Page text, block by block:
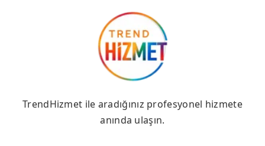
TrendHizmet ile aradığınız profesyonel hizmete
anında ulaşın.